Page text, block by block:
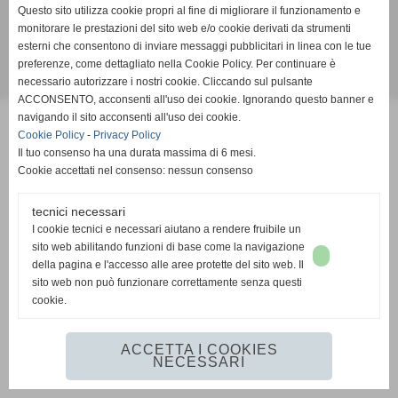
iPhone +39 3393887238 FAX 0039 031951524
Realizzazione siti web www.sitoper.it
Questo sito utilizza cookie propri al fine di migliorare il funzionamento e
monitorare le prestazioni del sito web e/o cookie derivati da strumenti
esterni che consentono di inviare messaggi pubblicitari in linea con le tue
preferenze, come dettagliato nella Cookie Policy. Per continuare è
necessario autorizzare i nostri cookie. Cliccando sul pulsante
ACCONSENTO, acconsenti all'uso dei cookie. Ignorando questo banner e
navigando il sito acconsenti all'uso dei cookie.
Cookie Policy - Privacy Policy
Il tuo consenso ha una durata massima di 6 mesi.
Cookie accettati nel consenso: nessun consenso
tecnici necessari
I cookie tecnici e necessari aiutano a rendere fruibile un
sito web abilitando funzioni di base come la navigazione
della pagina e l'accesso alle aree protette del sito web. Il
sito web non può funzionare correttamente senza questi
cookie.
ACCETTA I COOKIES
NECESSARI